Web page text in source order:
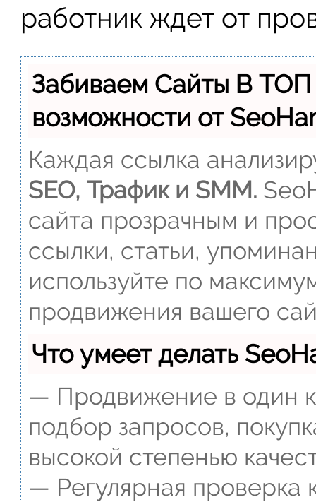
работник ждет от
Забиваем Сайты В
возможности от
Каждая ссылка
SEO, Трафик и SMM.
сайта прозрачным и
ссылки, статьи,
используйте по
продвижения вашего
Что умеет делать
— Продвижение в один
подбор запросов,
высокой степенью
— Регулярная проверка